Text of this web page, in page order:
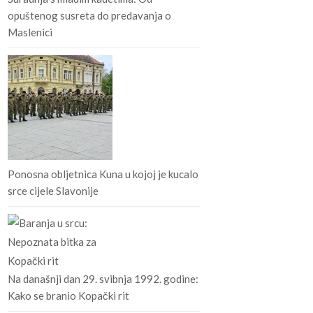
opuštenog susreta do predavanja o
Maslenici
Ponosna obljetnica Kuna u kojoj je kucalo
srce cijele Slavonije
Na današnji dan 29. svibnja 1992. godine:
Kako se branio Kopački rit